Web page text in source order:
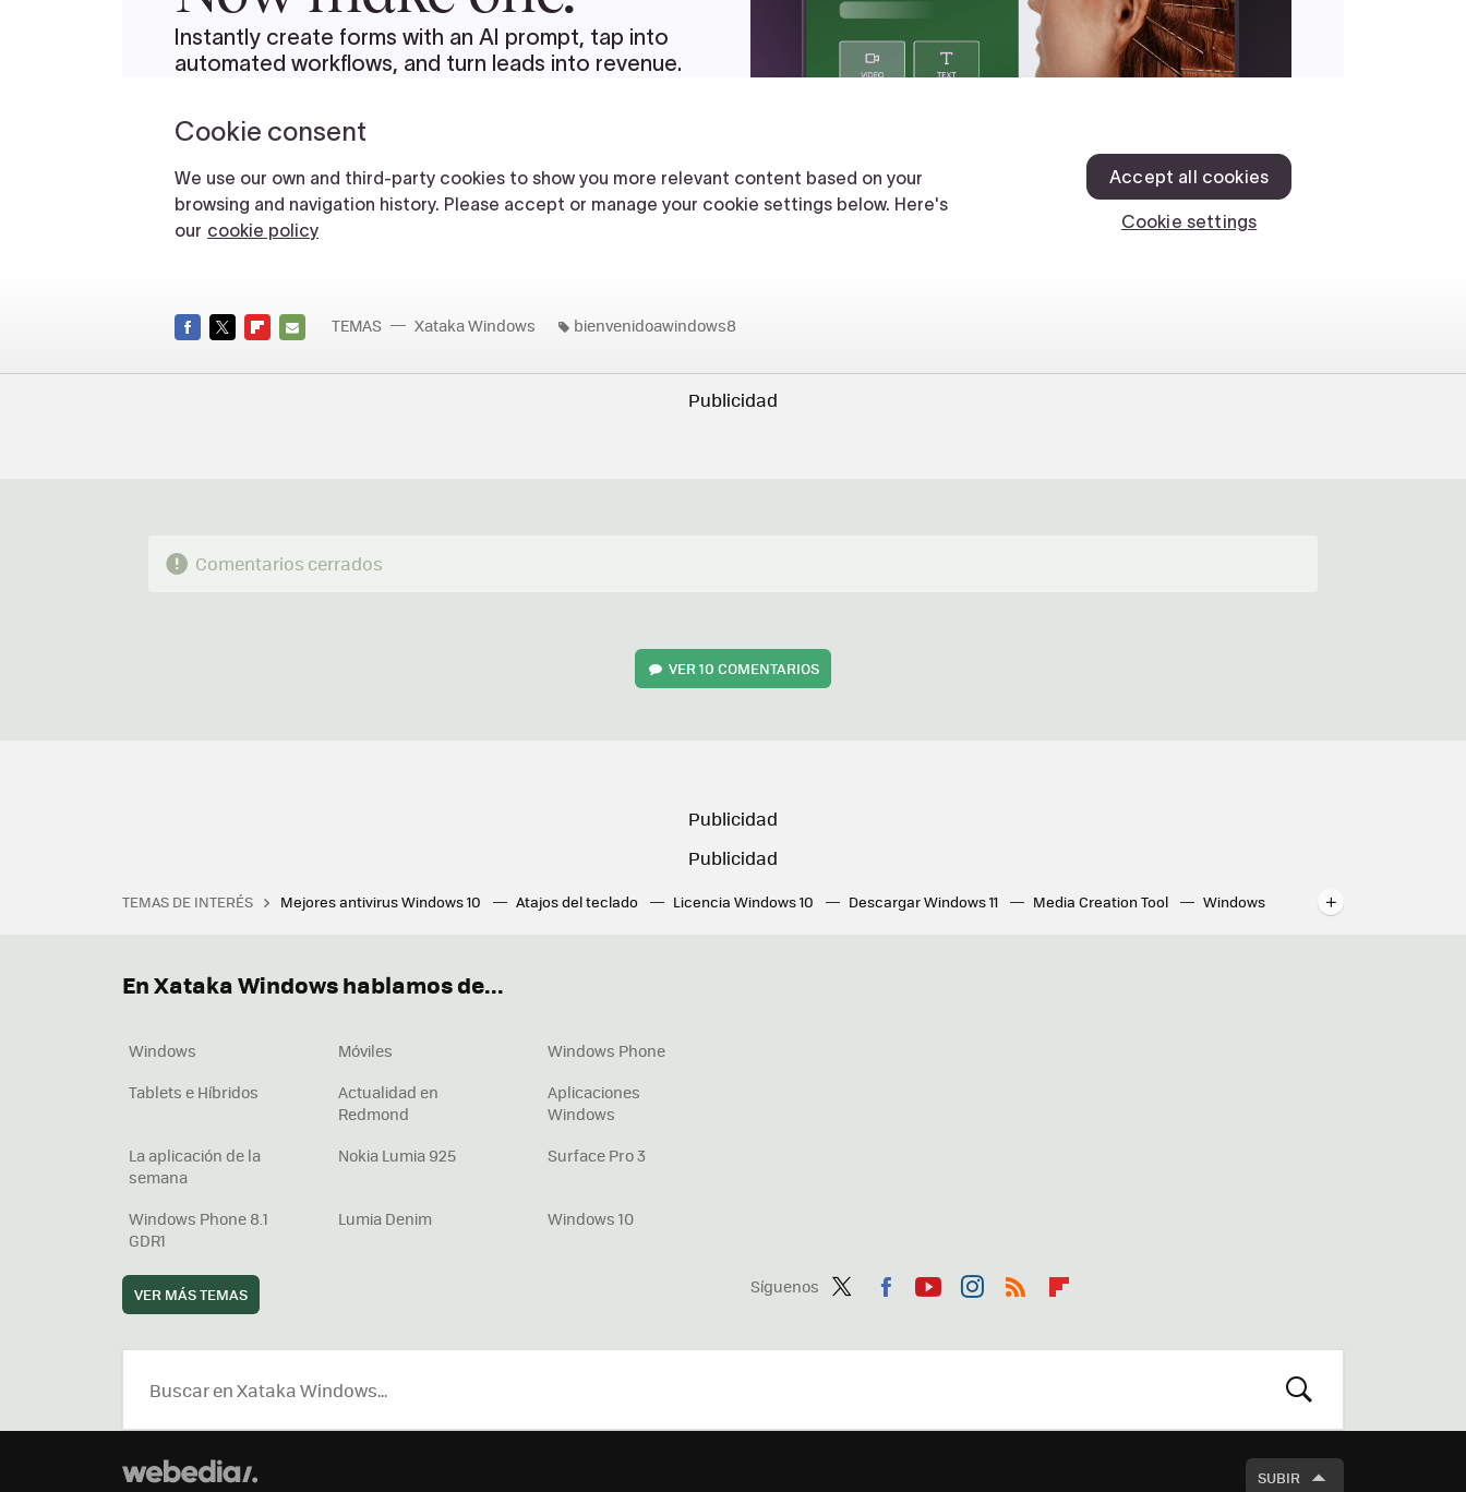
MAIL
TEMAS Xataka Windows bienvenidoawindows8
Comentarios cerrados
VER10 COMENTARIOS
TEMAS DE INTERÉS Mejores antivirus Windows 10 Atajos del teclado Licencia Windows 10 Descargar Windows 11 Media Creation Tool
Windows
Síguenos
ter
ebo tub agr
boa
En Xataka Windows hablamos de...
Windows Móviles
Windows Phone
Tablets e Híbridos
Actualidad en
Redmond
Aplicaciones
Windows
La aplicación de la
semana
Nokia Lumia 925 Surface Pro 3
Windows Phone 8.1
GDR1
Lumia Denim Windows 10
VER MÁS TEMAS
BUSCAR
SUBIR